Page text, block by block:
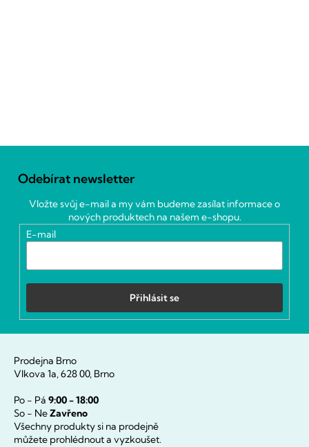
Odebírat newsletter
Vložte svůj e-mail a my vám budeme zasílat informace o
nových produktech na našem e-shopu.
E-mail
Přihlásit se
Prodejna Brno
Vlkova 1a, 628 00, Brno
Po - Pá 9:00 - 18:00
So - NeZavřeno
Všechny produkty si na prodejně
můžete prohlédnout a vyzkoušet.